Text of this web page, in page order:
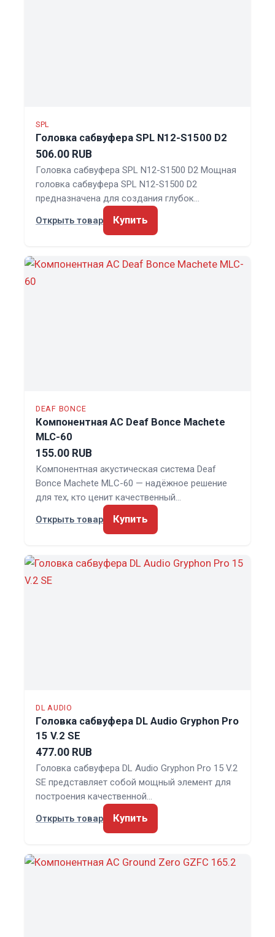
SPL
Головка сабвуфера SPL N12-S1500 D2
506.00 RUB
Головка сабвуфера SPL N12-S1500 D2 Мощная
головка сабвуфера SPL N12-S1500 D2
предназначена для создания глубок…
Открыть товар
Купить
DEAF BONCE
Компонентная АС Deaf Bonce Machete
MLC-60
155.00 RUB
Компонентная акустическая система Deaf
Bonce Machete MLC-60 — надёжное решение
для тех, кто ценит качественный…
Открыть товар
Купить
DL AUDIO
Головка сабвуфера DL Audio Gryphon Pro
15 V.2 SE
477.00 RUB
Головка сабвуфера DL Audio Gryphon Pro 15 V.2
SE представляет собой мощный элемент для
построения качественной…
Открыть товар
Купить